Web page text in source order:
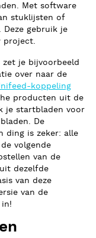
Met software
stuklijsten of
gebruik je
project.
je bijvoorbeeld
over naar de
koppeling
producten uit de
je startbladen voor
De
ding is zeker: alle
volgende
van de
dezelfde
van deze
van de